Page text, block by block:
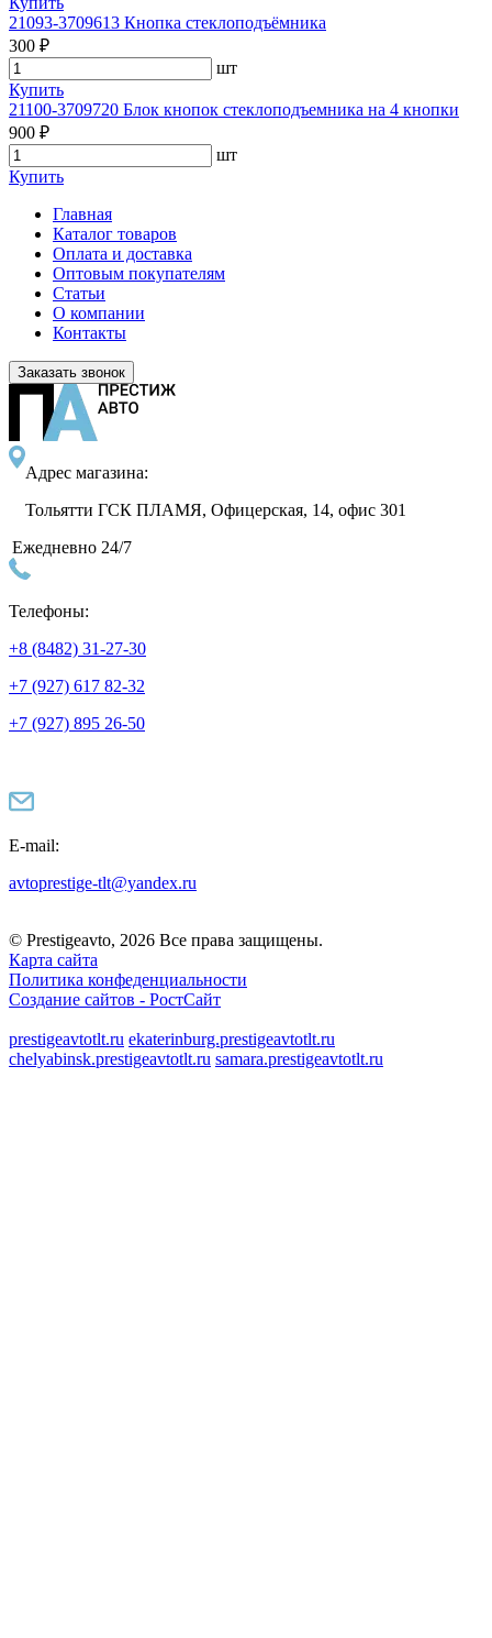
21093-3709613 Кнопка стеклоподъёмника
300 ₽
шт
Купить
21100-3709720 Блок кнопок стеклоподъемника на 4 кнопки
900 ₽
шт
Купить
Главная
Каталог товаров
Оплата и доставка
Оптовым покупателям
Статьи
О компании
Контакты
Заказать звонок
Адрес магазина:
Тольятти ГСК ПЛАМЯ, Офицерская, 14, офис 301
Ежедневно 24/7
Телефоны:
+8 (8482) 31-27-30
+7 (927) 617 82-32
+7 (927) 895 26-50
E-mail:
avtoprestige-tlt@yandex.ru
© Prestigeavto, 2026 Все права защищены.
Карта сайта
Политика конфеденциальности
Создание сайтов - РостСайт
prestigeavtotlt.ru ekaterinburg.prestigeavtotlt.ru
chelyabinsk.prestigeavtotlt.ru samara.prestigeavtotlt.ru